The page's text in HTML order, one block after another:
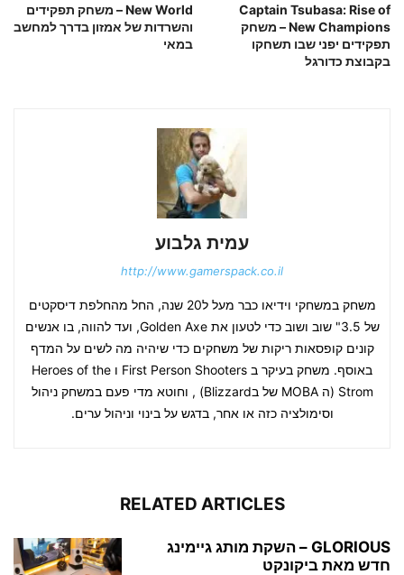
New World – משחק תפקידים
והשרדות של אמזון בדרך למחשב
במאי
Captain Tsubasa: Rise of
New Champions – משחק
תפקידים יפני שבו תשחקו
בקבוצת כדורגל
עמית גלבוע
http://www.gamerspack.co.il
משחק במשחקי וידיאו כבר מעל ל20 שנה, החל מהחלפת דיסקטים
של 3.5" שוב ושוב כדי לטעון את Golden Axe, ועד להווה, בו אנשים
קונים קופסאות ריקות של משחקים כדי שיהיה מה לשים על המדף
באוסף. משחק בעיקר ב First Person Shooters ו Heroes of the
Strom (ה MOBA של בBlizzard) , וחוטא מדי פעם במשחק ניהול
וסימולציה כזה או אחר, בדגש על בינוי וניהול ערים.
RELATED ARTICLES
GLORIOUS – השקת מותג גיימינג
חדש מאת ביקונקט